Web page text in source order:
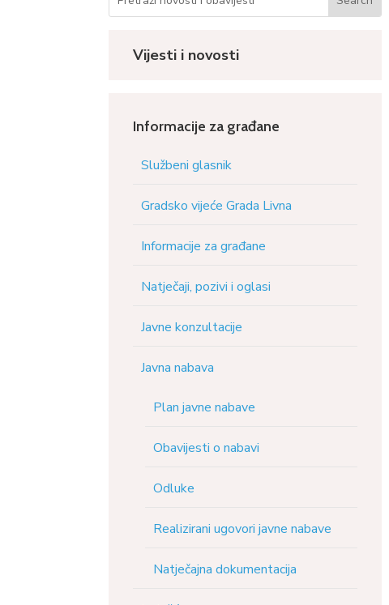
Vijesti i novosti
Informacije za građane
Službeni glasnik
Gradsko vijeće Grada Livna
Informacije za građane
Natječaji, pozivi i oglasi
Javne konzultacije
Javna nabava
Plan javne nabave
Obavijesti o nabavi
Odluke
Realizirani ugovori javne nabave
Natječajna dokumentacija